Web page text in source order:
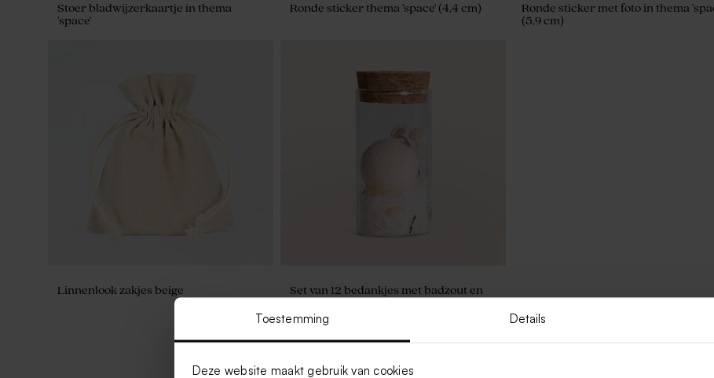
Toestemming Details
Deze website maakt gebruik van cookies
Stoer bladwijzerkaartje in thema
'space'
Ronde sticker thema 'space' (4,4 cm)
Ronde sticker met foto in thema
(5,9 cm)
Linnenlook zakjes beige
Set van 12 bedankjes met badzout en